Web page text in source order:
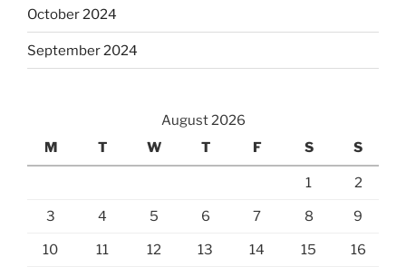
October 2024
September 2024
August 2026
M
T W T F S S
1 2
3 4 5 6 7 8 9
10 11 12 13 14 15 16